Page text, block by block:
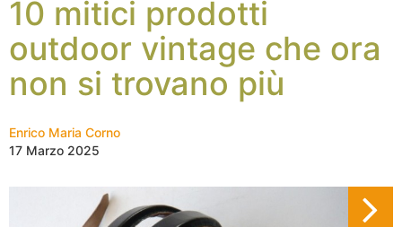
10 mitici prodotti
outdoor vintage che ora
non si trovano più
Enrico Maria Corno
17 Marzo 2025